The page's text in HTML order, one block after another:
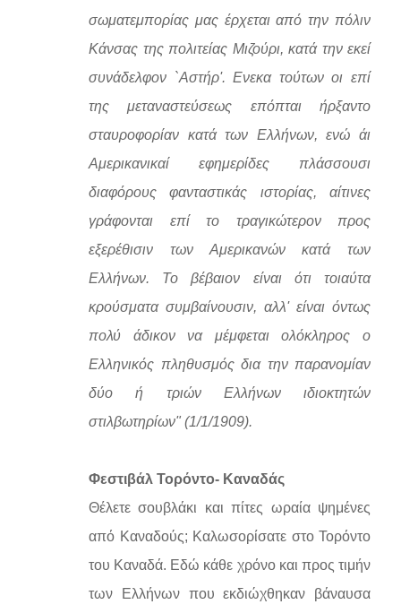
σωματεμπορίας μας έρχεται από την πόλιν
Κάνσας της πολιτείας Μιζούρι, κατά την εκεί
συνάδελφον `Αστήρ'. Ενεκα τούτων οι επί
της μεταναστεύσεως επόπται ήρξαντο
σταυροφορίαν κατά των Ελλήνων, ενώ άι
Αμερικανικαί εφημερίδες πλάσσουσι
διαφόρους φανταστικάς ιστορίας, αίτινες
γράφονται επί το τραγικώτερον προς
εξερέθισιν των Αμερικανών κατά των
Ελλήνων. Το βέβαιον είναι ότι τοιαύτα
κρούσματα συμβαίνουσιν, αλλ' είναι όντως
πολύ άδικον να μέμφεται ολόκληρος ο
Ελληνικός πληθυσμός δια την παρανομίαν
δύο ή τριών Ελλήνων ιδιοκτητών
στιλβωτηρίων" (1/1/1909).
Φεστιβάλ Τορόντο- Καναδάς
Θέλετε σουβλάκι και πίτες ωραία ψημένες
από Καναδούς; Καλωσορίσατε στο Τορόντο
του Καναδά. Εδώ κάθε χρόνο και προς τιμήν
των Ελλήνων που εκδιώχθηκαν βάναυσα